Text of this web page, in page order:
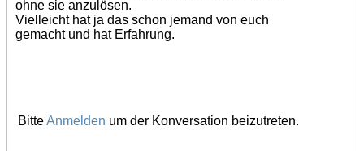
ohne sie anzulösen.
Vielleicht hat ja das schon jemand von euch
gemacht und hat Erfahrung.
BitteAnmelden um der Konversation beizutreten.